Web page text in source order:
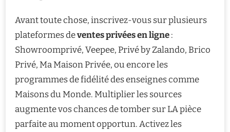
Avant toute chose, inscrivez-vous sur plusieurs
plateformes deventes privées en ligne:
Showroomprivé, Veepee, Privé by Zalando, Brico
Privé, Ma Maison Privée, ou encore les
programmes de fidélité des enseignes comme
Maisons du Monde. Multiplier les sources
augmente vos chances de tomber sur LA pièce
parfaite au moment opportun. Activez les